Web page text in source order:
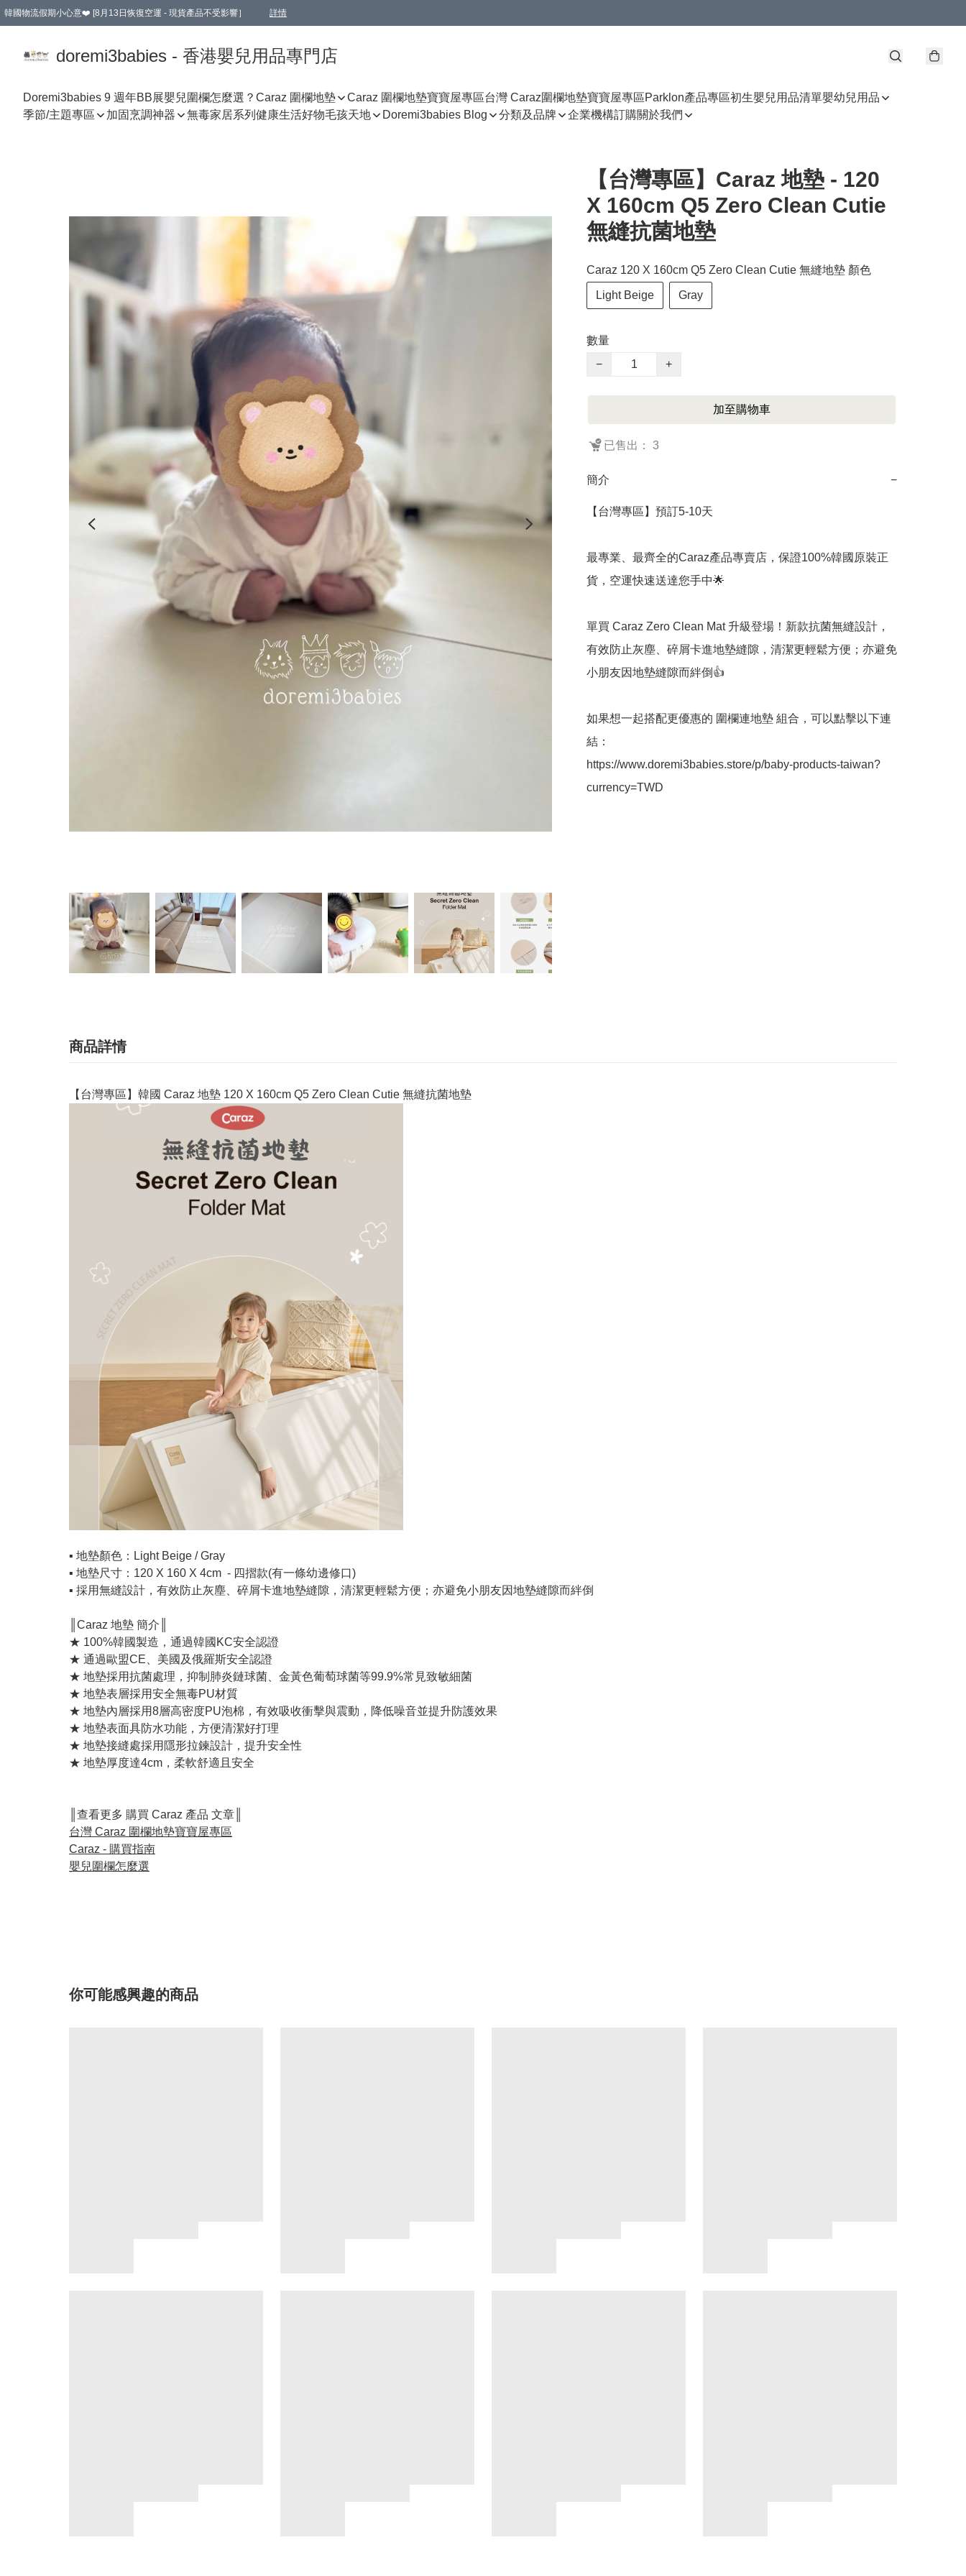
韓國物流假期小心意❤️ [8月13日恢復空運 - 現貨產品不受影響］ 詳情
doremi3babies - 香港嬰兒用品專門店
Doremi3babies 9 週年BB展嬰兒圍欄怎麼選？ Caraz 圍欄地墊 Caraz 圍欄地墊寶寶屋專區台灣 Caraz圍欄地墊寶寶屋專區Parklon產品專區初生嬰兒用品清單嬰幼兒用品
季節/主題專區
加固烹調神器 無毒家居系列 健康生活好物毛孩天地 Doremi3babies Blog 分類及品牌 企業機構訂購關於我們
【台灣專區】Caraz 地墊 - 120
X 160cm Q5 Zero Clean Cutie
無縫抗菌地墊
Caraz 120 X 160cm Q5 Zero Clean Cutie 無縫地墊 顏色
Light Beige Gray
數量
−
+
加至購物車
已售出： 3
簡介 −
【台灣專區】預訂5-10天
最專業、最齊全的Caraz產品專賣店，保證100%韓國原裝正
貨，空運快速送達您手中🌟
單買 Caraz Zero Clean Mat 升級登場！新款抗菌無縫設計，
有效防止灰塵、碎屑卡進地墊縫隙，清潔更輕鬆方便；亦避免
小朋友因地墊縫隙而絆倒👍
如果想一起搭配更優惠的 圍欄連地墊 組合，可以點擊以下連
結：
https://www.doremi3babies.store/p/baby-products-taiwan?
currency=TWD
商品詳情
【台灣專區】韓國 Caraz 地墊 120 X 160cm Q5 Zero Clean Cutie 無縫抗菌地墊
▪️ 地墊顏色：Light Beige / Gray
▪️ 地墊尺寸：120 X 160 X 4cm - 四摺款(有一條幼邊修口)
▪️ 採用無縫設計，有效防止灰塵、碎屑卡進地墊縫隙，清潔更輕鬆方便；亦避免小朋友因地墊縫隙而絆倒
║Caraz 地墊 簡介║
★ 100%韓國製造，通過韓國KC安全認證
★ 通過歐盟CE、美國及俄羅斯安全認證
★ 地墊採用抗菌處理，抑制肺炎鏈球菌、金黃色葡萄球菌等99.9%常見致敏細菌
★ 地墊表層採用安全無毒PU材質
★ 地墊內層採用8層高密度PU泡棉，有效吸收衝擊與震動，降低噪音並提升防護效果
★ 地墊表面具防水功能，方便清潔好打理
★ 地墊接縫處採用隱形拉鍊設計，提升安全性
★ 地墊厚度達4cm，柔軟舒適且安全
║查看更多 購買 Caraz 產品 文章║
台灣 Caraz 圍欄地墊寶寶屋專區
Caraz - 購買指南
嬰兒圍欄怎麼選
你可能感興趣的商品